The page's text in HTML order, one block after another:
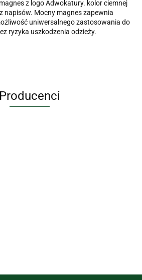
z logo Adwokatury. kolor ciemnej
napisów. Mocny magnes zapewnia
uniwersalnego zastosowania do
ryzyka uszkodzenia odzieży.
Producenci